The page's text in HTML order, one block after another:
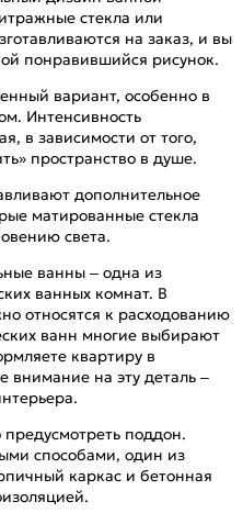
стекла или
на заказ, и вы
понравившийся рисунок.
вариант, особенно в
Интенсивность
в зависимости от того,
пространство в душе.
дополнительное
матированные стекла
света.
ванны – одна из
ванных комнат. В
относятся к расходованию
ванн многие выбирают
квартиру в
внимание на эту деталь –
поддон.
способами, один из
каркас и бетонная